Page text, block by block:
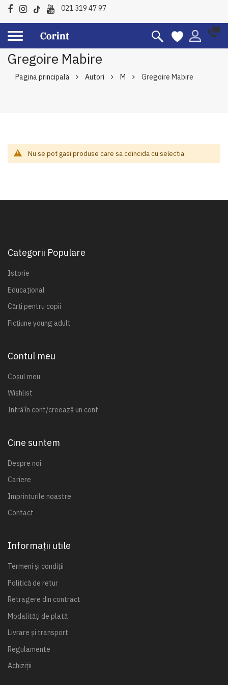
021 319 47 97
Gregoire Mabire
Pagina principală Autori M Gregoire Mabire
Nu se pot gasi produse care sa coincida cu selectia.
Categorii Populare
Istorie
Educațional
Cărți pentru copii
Ficțiune young adult
Contul meu
Coșul meu
Wishlist
Intră în cont/creează un cont
Cine suntem
Despre noi
Cariere
Imprinturile noastre
Contact
Informații utile
Termeni și condiții
Politică de retur
Retragere din contract
Modalități de plată
Livrare și transport
Regulamente
Achiziții